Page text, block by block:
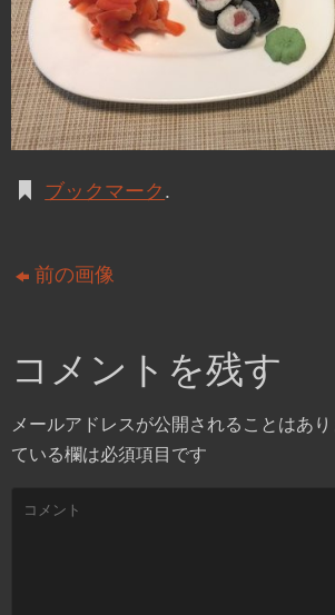
ブックマーク.
前の画像
コメントを残す
メールアドレスが公開されることはあり
ている欄は必須項目です